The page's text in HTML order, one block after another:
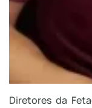
Diretores da